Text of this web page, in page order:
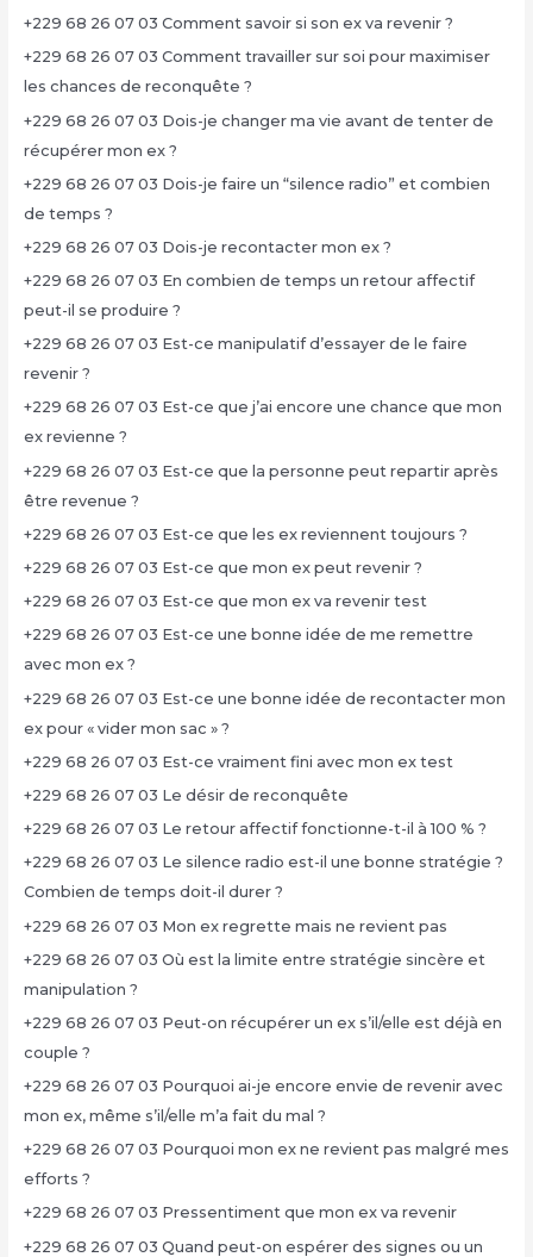
+229 68 26 07 03 Comment savoir si son ex va revenir ?
+229 68 26 07 03 Comment travailler sur soi pour maximiser
les chances de reconquête ?
+229 68 26 07 03 Dois-je changer ma vie avant de tenter de
récupérer mon ex ?
+229 68 26 07 03 Dois-je faire un “silence radio” et combien
de temps ?
+229 68 26 07 03 Dois-je recontacter mon ex ?
+229 68 26 07 03 En combien de temps un retour affectif
peut-il se produire ?
+229 68 26 07 03 Est-ce manipulatif d’essayer de le faire
revenir ?
+229 68 26 07 03 Est-ce que j’ai encore une chance que mon
ex revienne ?
+229 68 26 07 03 Est-ce que la personne peut repartir après
être revenue ?
+229 68 26 07 03 Est-ce que les ex reviennent toujours ?
+229 68 26 07 03 Est-ce que mon ex peut revenir ?
+229 68 26 07 03 Est-ce que mon ex va revenir test
+229 68 26 07 03 Est-ce une bonne idée de me remettre
avec mon ex ?
+229 68 26 07 03 Est-ce une bonne idée de recontacter mon
ex pour « vider mon sac » ?
+229 68 26 07 03 Est-ce vraiment fini avec mon ex test
+229 68 26 07 03 Le désir de reconquête
+229 68 26 07 03 Le retour affectif fonctionne-t-il à 100 % ?
+229 68 26 07 03 Le silence radio est-il une bonne stratégie ?
Combien de temps doit-il durer ?
+229 68 26 07 03 Mon ex regrette mais ne revient pas
+229 68 26 07 03 Où est la limite entre stratégie sincère et
manipulation ?
+229 68 26 07 03 Peut-on récupérer un ex s’il/elle est déjà en
couple ?
+229 68 26 07 03 Pourquoi ai-je encore envie de revenir avec
mon ex, même s’il/elle m’a fait du mal ?
+229 68 26 07 03 Pourquoi mon ex ne revient pas malgré mes
efforts ?
+229 68 26 07 03 Pressentiment que mon ex va revenir
+229 68 26 07 03 Quand peut-on espérer des signes ou un